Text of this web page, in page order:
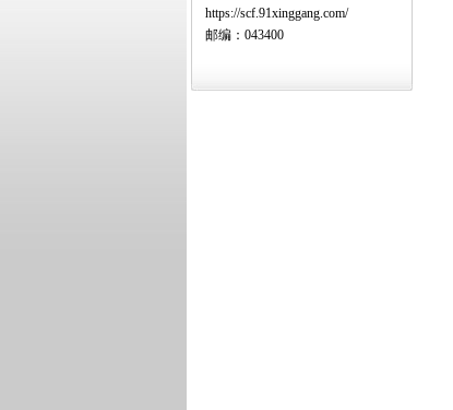
https://scf.91xinggang.com/
邮编：043400